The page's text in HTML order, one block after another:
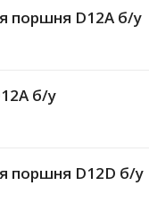
поршня D12A б/у
б/у
поршня D12D б/у